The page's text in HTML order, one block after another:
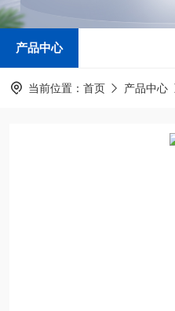
产品中心
当前位置： 首页 产品中心